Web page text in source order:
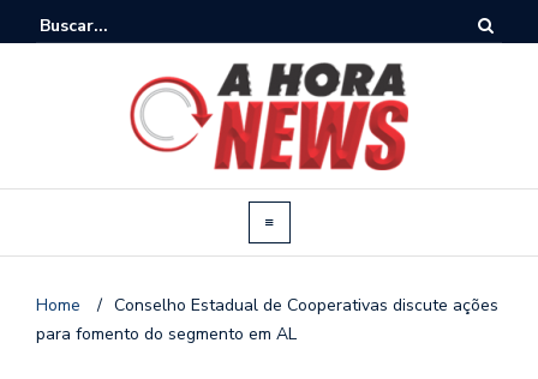
Home / Conselho Estadual de Cooperativas discute ações
para fomento do segmento em AL